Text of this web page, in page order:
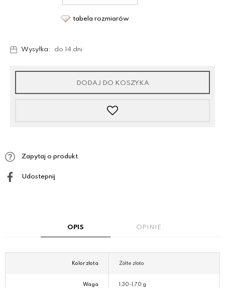
tabela rozmiarów
Wysyłka: do 14 dni
DODAJ DO KOSZYKA
Zapytaj o produkt
Udostepnij
OPIS OPINIE
Kolor złota Żółte złoto
Waga 1,30-1,70 g